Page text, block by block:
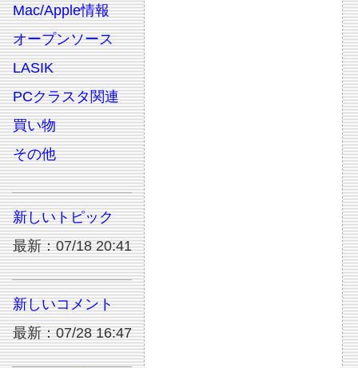
Mac/Apple情報
オープンソース
LASIK
PCクラスタ関連
買い物
その他
新しいトピック
最新：07/18 20:41
新しいコメント
最新：07/28 16:47